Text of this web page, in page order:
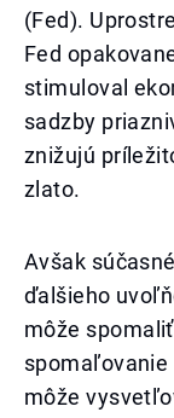
(Fed).
Fed
stimuloval
sadzby
znižujú
zlato.
Avšak
ďalšieho
môže
môže